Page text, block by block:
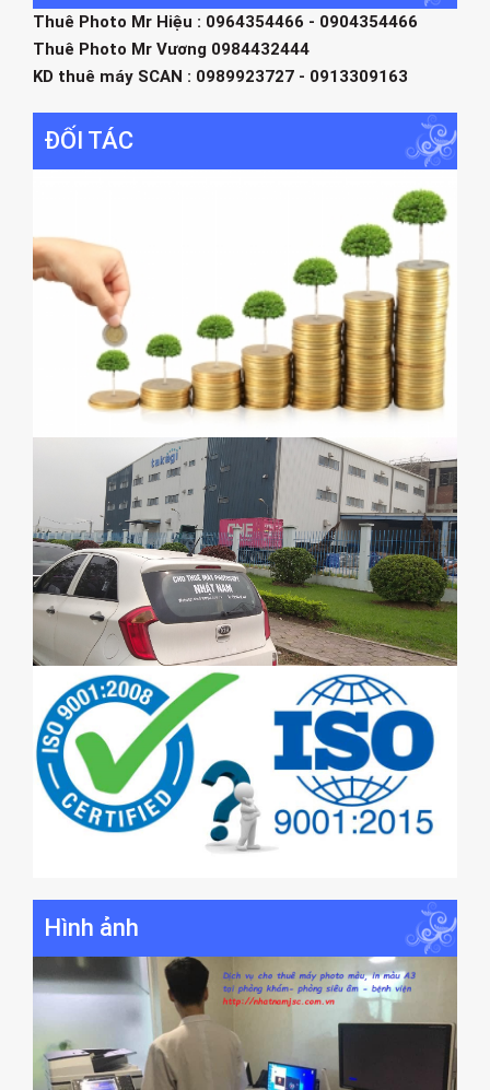
Thuê Photo Mr Hiệu : 0964354466 - 0904354466
Thuê Photo Mr Vương 0984432444
KD thuê máy SCAN : 0989923727 - 0913309163
ĐỐI TÁC
Hình ảnh